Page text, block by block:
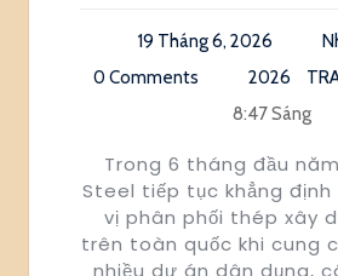
19 Tháng 6, 2026
0 Comments
2026
8:47 Sáng
Trong 6 tháng đầu năm
Steel tiếp tục khẳng định
vị phân phối thép xây
trên toàn quốc khi cung
nhiều dự án dân dụng,